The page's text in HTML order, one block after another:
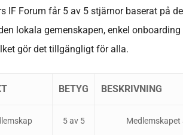
IF Forum får 5 av 5 stjärnor baserat på
lokala gemenskapen, enkel
gör det tillgängligt för alla.
BETYG BESKRIVNING
5 av 5